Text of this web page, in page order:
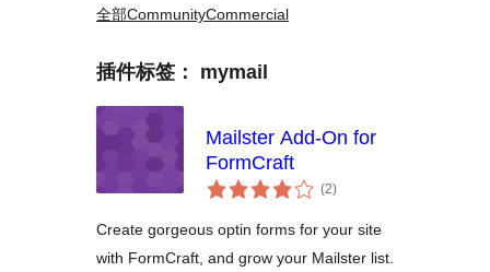
全部CommunityCommercial
插件标签： mymail
Mailster Add-On for
FormCraft
(2总
评)
Create gorgeous optin forms for your site
with FormCraft, and grow your Mailster list.